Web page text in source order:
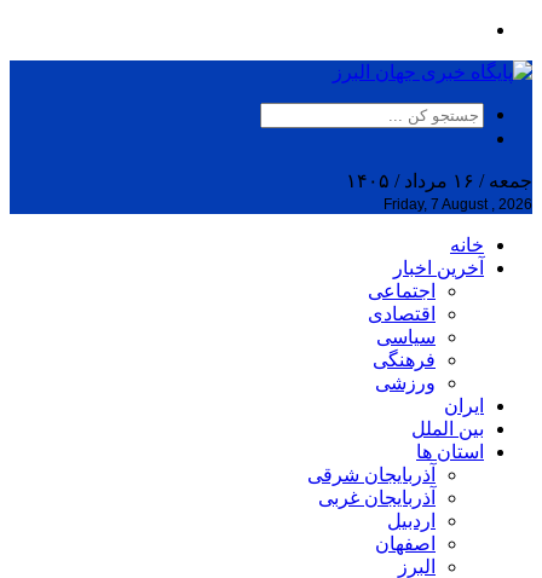
جمعه / ۱۶ مرداد / ۱۴۰۵
Friday, 7 August , 2026
خانه
آخرین اخبار
اجتماعی
اقتصادی
سیاسی
فرهنگی
ورزشی
ایران
بین الملل
استان ها
آذربایجان شرقی
آذربایجان غربی
اردبیل
اصفهان
البرز